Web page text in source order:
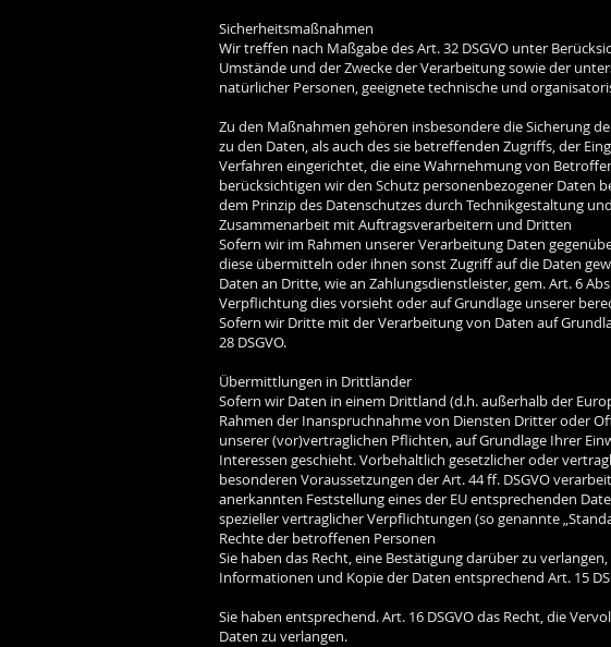
Sicherheitsmaßnahmen
Wir treffen nach Maßgabe des Art. 32 DSGVO unter
Umstände und der Zwecke der Verarbeitung sowie der
natürlicher Personen, geeignete technische und
Zu den Maßnahmen gehören insbesondere die Sicherung
zu den Daten, als auch des sie betreffenden Zugriffs, der
Verfahren eingerichtet, die eine Wahrnehmung von
berücksichtigen wir den Schutz personenbezogener Daten
dem Prinzip des Datenschutzes durch Technikgestaltung
Zusammenarbeit mit Auftragsverarbeitern und Dritten
Sofern wir im Rahmen unserer Verarbeitung Daten
diese übermitteln oder ihnen sonst Zugriff auf die Daten
Daten an Dritte, wie an Zahlungsdienstleister, gem. Art. 6
Verpflichtung dies vorsieht oder auf Grundlage unserer
Sofern wir Dritte mit der Verarbeitung von Daten auf
28 DSGVO.
Übermittlungen in Drittländer
Sofern wir Daten in einem Drittland (d.h. außerhalb der
Rahmen der Inanspruchnahme von Diensten Dritter oder
unserer (vor)vertraglichen Pflichten, auf Grundlage Ihrer
Interessen geschieht. Vorbehaltlich gesetzlicher oder
besonderen Voraussetzungen der Art. 44 ff. DSGVO
anerkannten Feststellung eines der EU entsprechenden
spezieller vertraglicher Verpflichtungen (so genannte
Rechte der betroffenen Personen
Sie haben das Recht, eine Bestätigung darüber zu
Informationen und Kopie der Daten entsprechend Art. 15
Sie haben entsprechend. Art. 16 DSGVO das Recht, die
Daten zu verlangen.